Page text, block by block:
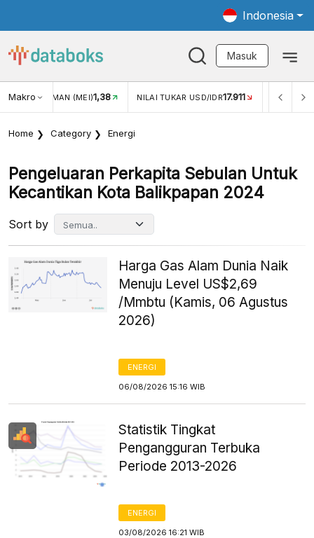
Indonesia
Masuk
Makro
NILAI TUKAR USD/IDR17.911 INFLASI YOY (JUL)2,88% INFLASI
Home Category Energi
Pengeluaran Perkapita Sebulan Untuk
Kecantikan Kota Balikpapan 2024
Sort by
Harga Gas Alam Dunia Naik
Menuju Level US$2,69
/Mmbtu (Kamis, 06 Agustus
2026)
ENERGI
06/08/2026 15:16 WIB
Statistik Tingkat
Pengangguran Terbuka
Periode 2013-2026
ENERGI
03/08/2026 16:21 WIB